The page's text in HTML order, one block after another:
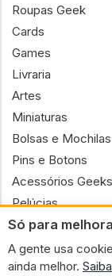
Só para
A gente usa
ainda melhor.
Roupas Geek
Cards
Games
Livraria
Artes
Miniaturas
Bolsas e Mochilas
Pins e Botons
Acessórios Geeks
Pelúcias
Bonecas